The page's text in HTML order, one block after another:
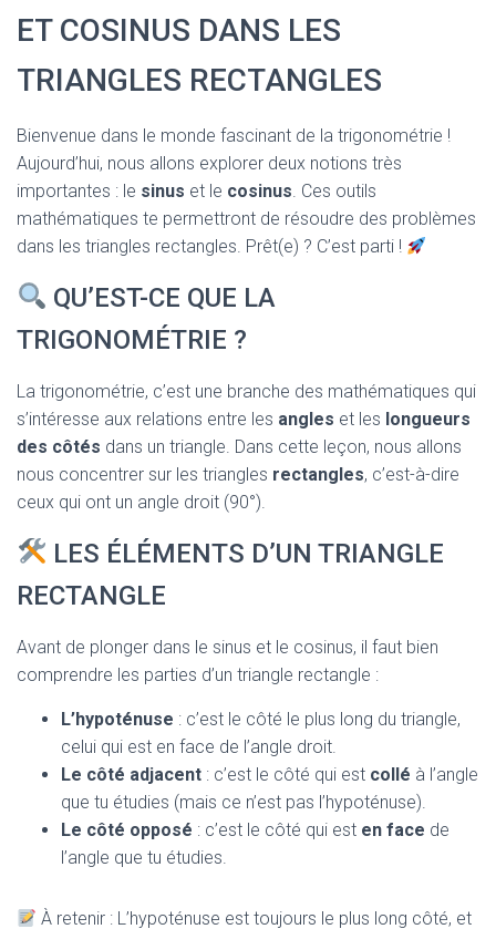
ET COSINUS DANS LES
TRIANGLES RECTANGLES
Bienvenue dans le monde fascinant de la trigonométrie !
Aujourd’hui, nous allons explorer deux notions très
importantes : le sinus et le cosinus. Ces outils
mathématiques te permettront de résoudre des problèmes
dans les triangles rectangles. Prêt(e) ? C’est parti !
QU’EST-CE QUE LA
TRIGONOMÉTRIE ?
La trigonométrie, c’est une branche des mathématiques qui
s’intéresse aux relations entre les angles et les longueurs
des côtés dans un triangle. Dans cette leçon, nous allons
nous concentrer sur les triangles rectangles, c’est-à-dire
ceux qui ont un angle droit (90°).
LES ÉLÉMENTS D’UN TRIANGLE
RECTANGLE
Avant de plonger dans le sinus et le cosinus, il faut bien
comprendre les parties d’un triangle rectangle :
L’hypoténuse : c’est le côté le plus long du triangle,
celui qui est en face de l’angle droit.
Le côté adjacent : c’est le côté qui est collé à l’angle
que tu étudies (mais ce n’est pas l’hypoténuse).
Le côté opposé : c’est le côté qui est en face de
l’angle que tu étudies.
À retenir : L’hypoténuse est toujours le plus long côté, et